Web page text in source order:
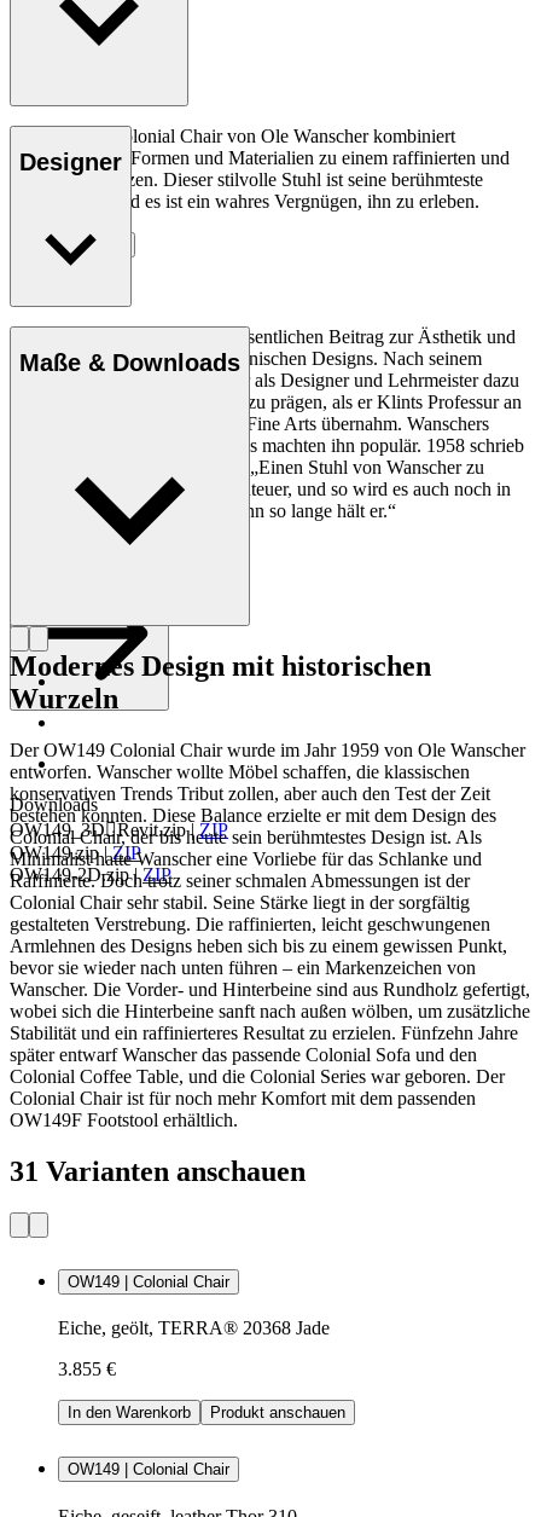
Der OW149 Colonial Chair von Ole Wanscher kombiniert
kontrastierende Formen und Materialien zu einem raffinierten und
luxuriösen Ganzen. Dieser stilvolle Stuhl ist seine berühmteste
Möbelarbeit, und es ist ein wahres Vergnügen, ihn zu erleben.
Entdecke mehr
Designer
Ole Wanscher leistete einen wesentlichen Beitrag zur Ästhetik und
Funktionalität des modernen dänischen Designs. Nach seinem
Studium bei Kaare Klint trug er als Designer und Lehrmeister dazu
bei, das dänische Möbeldesign zu prägen, als er Klints Professur an
der Royal Danish Academy of Fine Arts übernahm. Wanschers
klassische und moderne Designs machten ihn populär. 1958 schrieb
die dänische Zeitung Politiken: „Einen Stuhl von Wanscher zu
besitzen, ist jeden Tag ein Abenteuer, und so wird es auch noch in
einigen hundert Jahren sein, denn so lange hält er.“
Maße & Downloads
Downloads
OW149_3DRevit.zip|ZIP
OW149.zip|ZIP
OW149-2D.zip|ZIP
Modernes Design mit historischen
Wurzeln
Der OW149 Colonial Chair wurde im Jahr 1959 von Ole Wanscher
entworfen. Wanscher wollte Möbel schaffen, die klassischen
konservativen Trends Tribut zollen, aber auch den Test der Zeit
bestehen konnten. Diese Balance erzielte er mit dem Design des
Colonial Chair, der bis heute sein berühmtestes Design ist. Als
Minimalist hatte Wanscher eine Vorliebe für das Schlanke und
Raffinierte. Doch trotz seiner schmalen Abmessungen ist der
Colonial Chair sehr stabil. Seine Stärke liegt in der sorgfältig
gestalteten Verstrebung. Die raffinierten, leicht geschwungenen
Armlehnen des Designs heben sich bis zu einem gewissen Punkt,
bevor sie wieder nach unten führen – ein Markenzeichen von
Wanscher. Die Vorder- und Hinterbeine sind aus Rundholz gefertigt,
wobei sich die Hinterbeine sanft nach außen wölben, um zusätzliche
Stabilität und ein raffinierteres Resultat zu erzielen. Fünfzehn Jahre
später entwarf Wanscher das passende Colonial Sofa und den
Colonial Coffee Table, und die Colonial Series war geboren. Der
Colonial Chair ist für noch mehr Komfort mit dem passenden
OW149F Footstool erhältlich.
31 Varianten anschauen
OW149 | Colonial Chair
Eiche, geölt, TERRA® 20368 Jade
3.855 €
In den Warenkorb Produkt anschauen
OW149 | Colonial Chair